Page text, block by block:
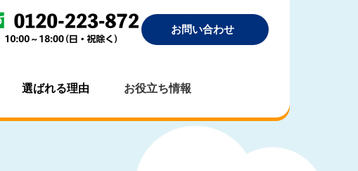
お問い合わせ
選ばれる理由 お役立ち情報